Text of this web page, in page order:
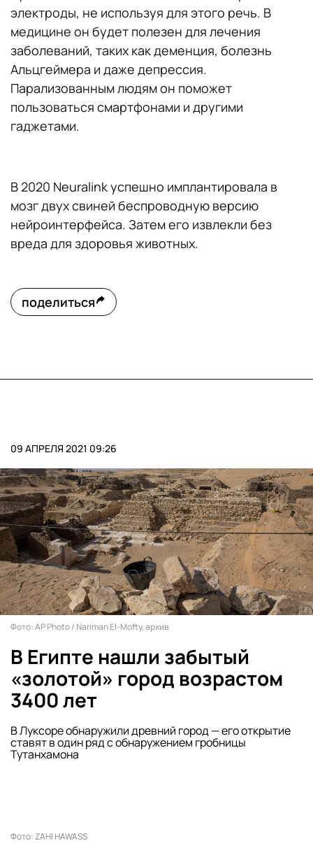
электроды, не используя для этого речь. В
медицине он будет полезен для лечения
заболеваний, таких как деменция, болезнь
Альцгеймера и даже депрессия.
Парализованным людям он поможет
пользоваться смартфонами и другими
гаджетами.
В 2020 Neuralink успешно имплантировала в
мозг двух свиней беспроводную версию
нейроинтерфейса. Затем его извлекли без
вреда для здоровья животных.
поделиться
09 АПРЕЛЯ 2021 09:26
Фото: AP Photo / Nariman El-Mofty, архив
В Египте нашли забытый
«золотой» город возрастом
3400 лет
В Луксоре обнаружили древний город — его открытие
ставят в один ряд с обнаружением гробницы
Тутанхамона
Фото: ZAHI HAWASS